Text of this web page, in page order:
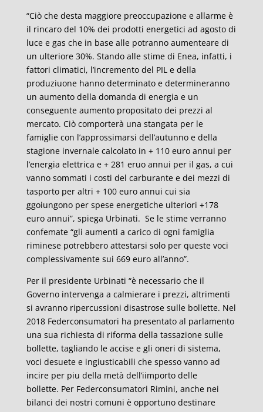
“Ciò che desta maggiore preoccupazione e allarme è
il rincaro del 10% dei prodotti energetici ad agosto di
luce e gas che in base alle potranno aumenteare di
un ulteriore 30%. Stando alle stime di Enea, infatti, i
fattori climatici, l’incremento del PIL e della
produziuone hanno determinato e determineranno
un aumento della domanda di energia e un
conseguente aumento propositato dei prezzi al
mercato. Ciò comporterà una stangata per le
famiglie con l’approssimarsi dell’autunno e della
stagione invernale calcolato in + 110 euro annui per
l’energia elettrica e + 281 eruo annui per il gas, a cui
vanno sommati i costi del carburante e dei mezzi di
tasporto per altri + 100 euro annui cui sia
ggoiungono per spese energetiche ulteriori +178
euro annui”, spiega Urbinati. Se le stime verranno
confemate “gli aumenti a carico di ogni famiglia
riminese potrebbero attestarsi solo per queste voci
complessivamente sui 669 euro all’anno”.
Per il presidente Urbinati “è necessario che il
Governo intervenga a calmierare i prezzi, altrimenti
si avranno ripercussioni disastrose sulle bollette. Nel
2018 Federconsumatori ha presentato al parlamento
una sua richiesta di riforma della tassazione sulle
bollette, tagliando le accise e gli oneri di sistema,
voci desuete e ingiusticabili che spesso vanno ad
incire per piu della metà dell’iimporto delle
bollette. Per Federconsumatori Rimini, anche nei
bilanci dei nostri comuni è opportuno destinare